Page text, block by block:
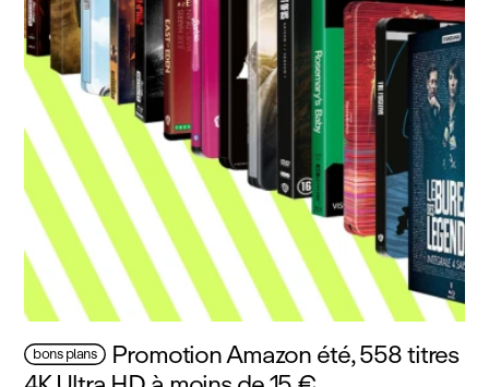
bons plans Promotion Amazon été, 558 titres